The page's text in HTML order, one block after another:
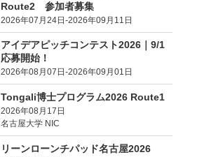
Route2 参加者募集
2026年07月24日-2026年09月11日
アイデアピッチコンテスト2026｜9/1
応募開始！
2026年08月07日-2026年09月01日
Tongali博士プログラム2026 Route1
2026年08月17日
名古屋大学 NIC
リーンローンチパッド名古屋2026